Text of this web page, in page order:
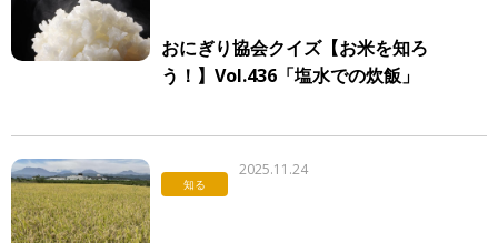
おにぎり協会クイズ【お米を知ろ
う！】Vol.436「塩水での炊飯」
知る
2025.11.24